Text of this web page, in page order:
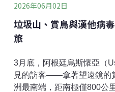
2026年06月02日
垃圾山、賞鳥與漢他病
旅
3月底，阿根廷烏斯懷亞（
見的訪客——拿著望遠鏡的
洲最南端，距南極僅800公